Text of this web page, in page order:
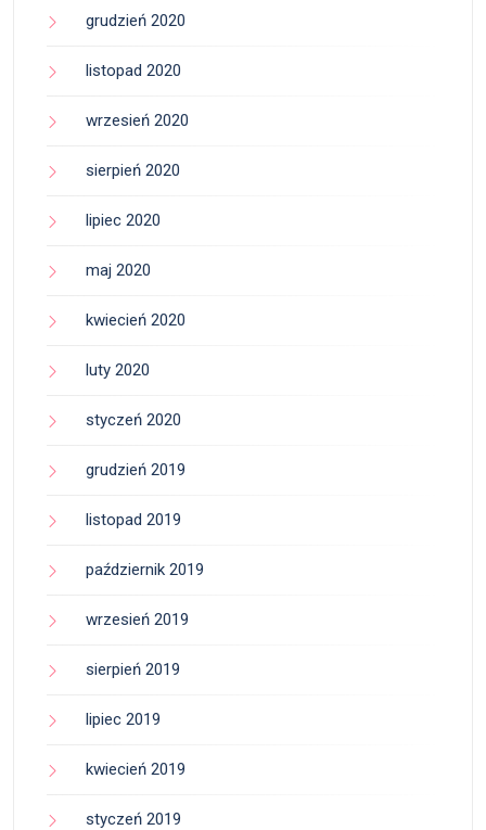
grudzień 2020
listopad 2020
wrzesień 2020
sierpień 2020
lipiec 2020
maj 2020
kwiecień 2020
luty 2020
styczeń 2020
grudzień 2019
listopad 2019
październik 2019
wrzesień 2019
sierpień 2019
lipiec 2019
kwiecień 2019
styczeń 2019